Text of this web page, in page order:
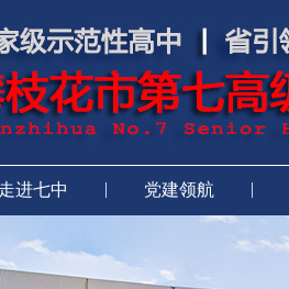
走进七中 | 党建领航 |